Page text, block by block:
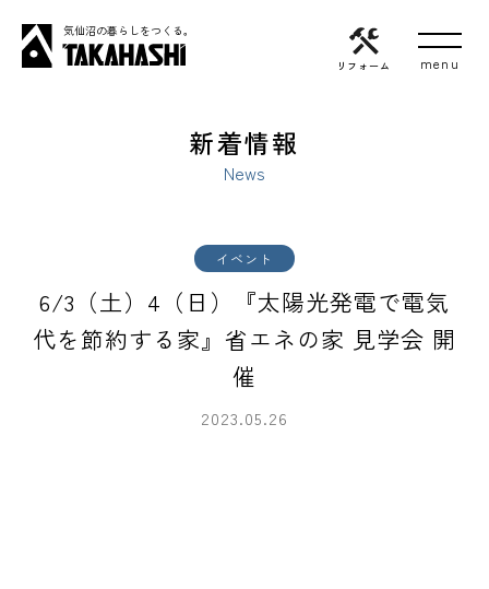
気仙沼の暮らしをつくる。
リフォーム
新着情報
News
イベント
6/3（土）4（日）『太陽光発電で電気
代を節約する家』省エネの家 見学会 開
催
2023.05.26